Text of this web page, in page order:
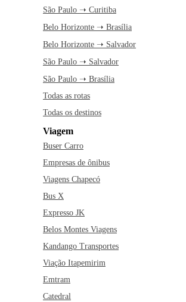
São Paulo ➝ Curitiba
Belo Horizonte ➝ Brasília
Belo Horizonte ➝ Salvador
São Paulo ➝ Salvador
São Paulo ➝ Brasília
Todas as rotas
Todas os destinos
Viagem
Buser Carro
Empresas de ônibus
Viagens Chapecó
Bus X
Expresso JK
Belos Montes Viagens
Kandango Transportes
Viação Itapemirim
Emtram
Catedral